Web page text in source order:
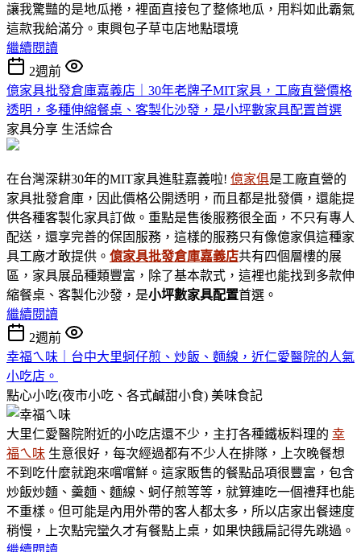
讓我驚豔的是地瓜捲，裡面直接包了整條地瓜，用料如此霸氣
這款我給滿分。東興包子草屯店地點環境
繼續閱讀
2週前
億家具批發倉庫嘉義店｜30年老牌子MIT家具，工廠直營價格
透明，多種伸縮餐桌、客製化沙發，是小坪數家具配置首選
家具分享 生活綜合
在台灣深耕30年的MIT家具進駐嘉義啦! 億家俱是工廠直營的
家具批發倉庫，因此價格公開透明，而且都是批發價，還能提
供各種客製化家具訂做。重點是售後服務很全面，不只有專人
配送，還享完善的保固服務，這樣的服務只有像億家俱這種家
具工廠才敢提供。 億家具批發倉庫嘉義店共有四個層樓的展
區，家具展品種類豐富，除了基本款式，這裡也能找到多款伸
縮餐桌、客製化沙發，是小坪數家具配置首選。
繼續閱讀
2週前
幸福ㄟ味｜台中大里蚵仔煎、炒飯、麵線，近仁愛醫院的人氣
小吃店。
點心小吃(夜市小吃、各式鹹甜小食) 美味食記
大里仁愛醫院附近的小吃店還不少，主打各種鐵板料理的 幸
福ㄟ味 生意很好，每次經過都有不少人在排隊，上次晚餐想
不到吃什麼就跑來嚐嚐鮮。這家販售的餐點品項很豐富，包含
炒飯炒麵、羹麵、麵線、蚵仔煎等等，就算連吃一個禮拜也能
不重樣。但可能是內用外帶的客人都太多，所以店家出餐速度
稍慢，上次點完蠻久才有餐點上桌，如果快餓扁記得先跳過。